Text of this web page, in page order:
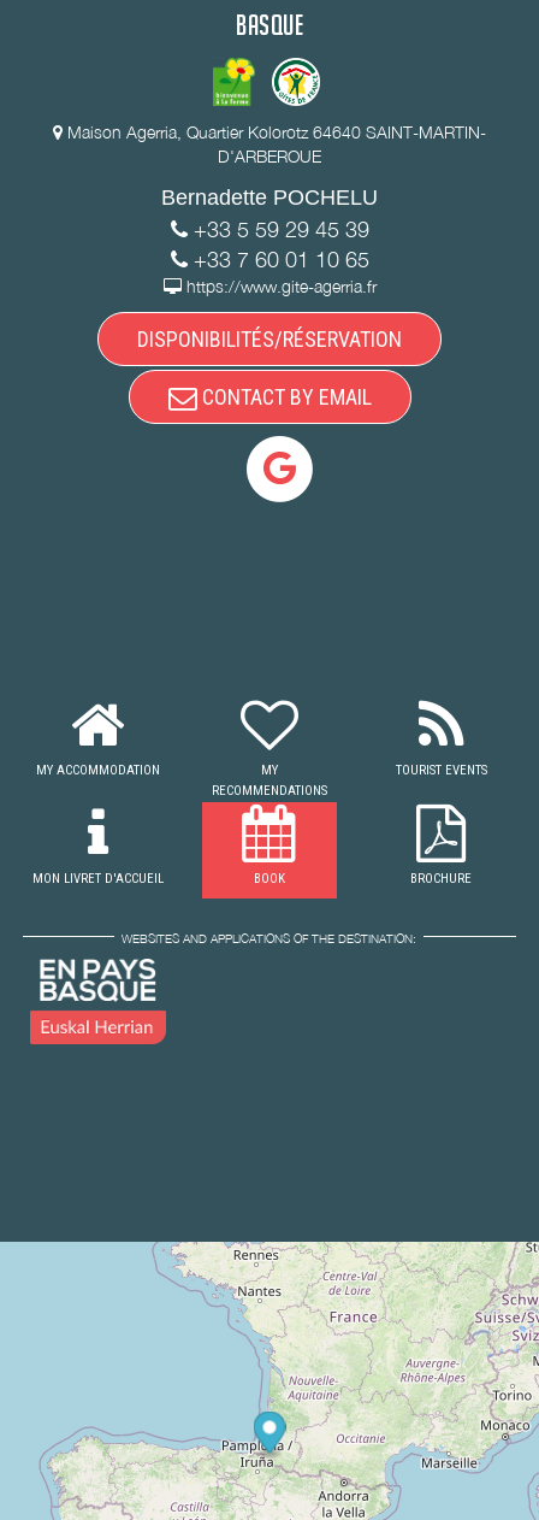
BASQUE
Maison Agerria, Quartier Kolorotz 64640 SAINT-MARTIN-
D'ARBEROUE
Bernadette POCHELU
+33 5 59 29 45 39
+33 7 60 01 10 65
https://www.gite-agerria.fr
DISPONIBILITÉS/RÉSERVATION
CONTACT BY EMAIL
MY ACCOMMODATION
MY
RECOMMENDATIONS
TOURIST EVENTS
MON LIVRET D'ACCUEIL BOOK BROCHURE
WEBSITES AND APPLICATIONS OF THE DESTINATION: